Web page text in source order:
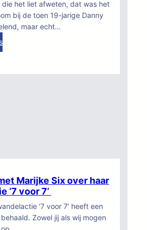
r
w
e
e
k
e
r
V
a
n
a
L
S
u
m
die het liet afweten, dat was het
bij de toen 19-jarige Danny
maar echt…
:
I
t
t
D
n
n
Marijke Six over haar
‘7 voor 7’
‘7 voor 7’ heeft een
Zowel jij als wij mogen